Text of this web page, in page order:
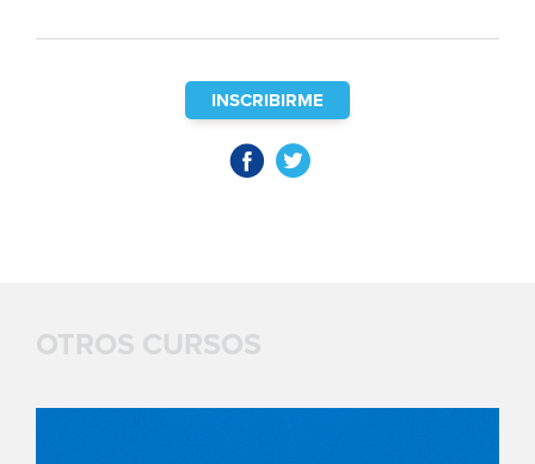
INSCRIBIRME
OTROS CURSOS